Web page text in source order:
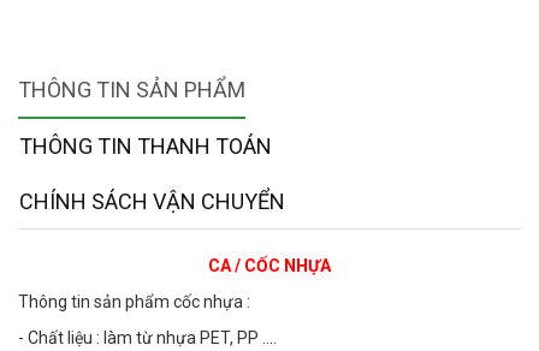
THÔNG TIN SẢN PHẨM
THÔNG TIN THANH TOÁN
CHÍNH SÁCH VẬN CHUYỂN
CA / CỐC NHỰA
Thông tin sản phẩm cốc nhựa :
- Chất liệu : làm từ nhựa PET, PP ....